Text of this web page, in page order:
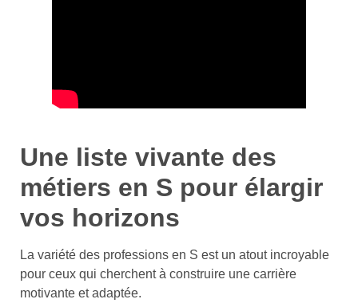
Une liste vivante des
métiers en S pour élargir
vos horizons
La variété des professions en S est un atout incroyable
pour ceux qui cherchent à construire une carrière
motivante et adaptée.